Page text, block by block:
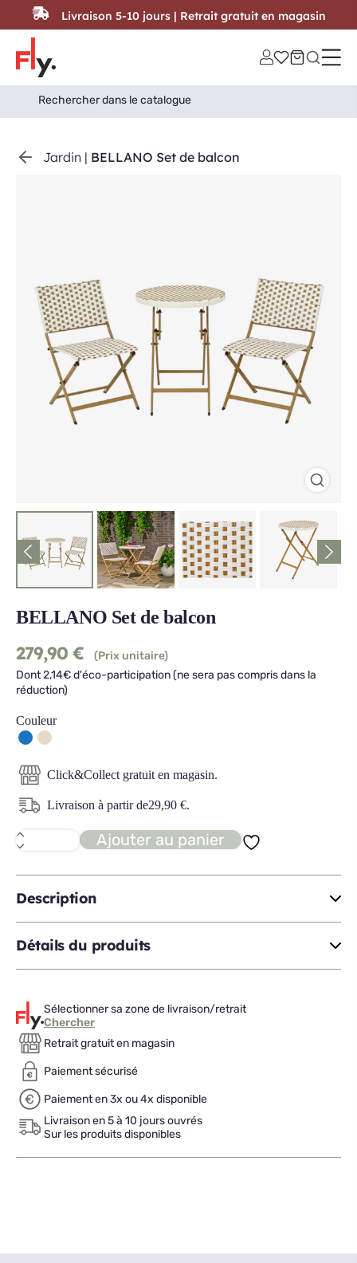
Passer au contenu
Search
for:
Search Button
Jardin | BELLANO Set de balcon
BELLANO Set de balcon
279,90 €
(Prix unitaire)
Dont 2,14€ d'éco-participation (ne sera pas compris dans la
réduction)
Couleur
Click&Collect gratuit en magasin.
Livraison à partir de29,90 €.
quantité
de
Set
de
balcon
Ajouter au panier
Description
Détails du produits
Sélectionner sa zone de livraison/retrait
Chercher
Retrait gratuit en magasin
Paiement sécurisé
Paiement en 3x ou 4x disponible
Livraison en 5 à 10 jours ouvrés
Sur les produits disponibles
Livraison 5-10 jours | Retrait gratuit en magasin